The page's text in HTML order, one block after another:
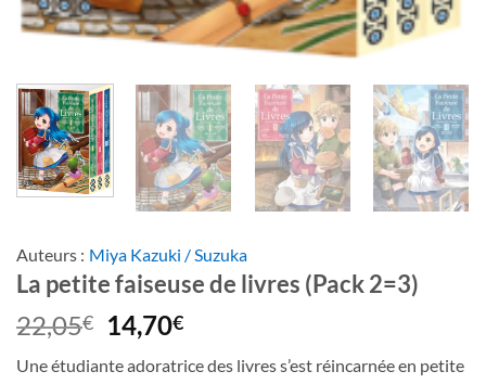
Auteurs : Miya Kazuki / Suzuka
La petite faiseuse de livres (Pack 2=3)
22,05€
Le
prix
initial
14,70€Le
actuel
Une étudiante adoratrice des livres s’est réincarnée en petite